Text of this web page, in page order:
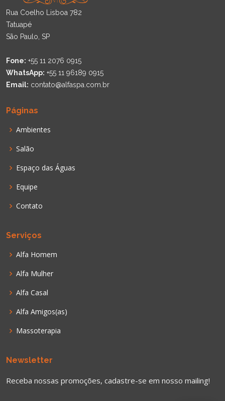
Rua Coelho Lisboa 782
Tatuapé
São Paulo, SP
Fone: +55 11 2076 0915
WhatsApp: +55 11 96189 0915
Email: contato@alfaspa.com.br
Páginas
Ambientes
Salão
Espaço das Águas
Equipe
Contato
Serviços
Alfa Homem
Alfa Mulher
Alfa Casal
Alfa Amigos(as)
Massoterapia
Newsletter
Receba nossas promoções, cadastre-se em nosso mailing!